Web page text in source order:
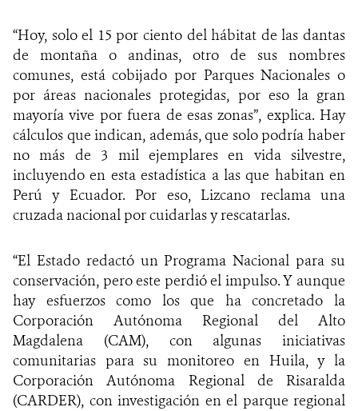
“Hoy, solo el 15 por ciento del hábitat de las dantas
de montaña o andinas, otro de sus nombres
comunes, está cobijado por Parques Nacionales o
por áreas nacionales protegidas, por eso la gran
mayoría vive por fuera de esas zonas”, explica. Hay
cálculos que indican, además, que solo podría haber
no más de 3 mil ejemplares en vida silvestre,
incluyendo en esta estadística a las que habitan en
Perú y Ecuador. Por eso, Lizcano reclama una
cruzada nacional por cuidarlas y rescatarlas.
“El Estado redactó un Programa Nacional para su
conservación, pero este perdió el impulso. Y aunque
hay esfuerzos como los que ha concretado la
Corporación Autónoma Regional del Alto
Magdalena (CAM), con algunas iniciativas
comunitarias para su monitoreo en Huila, y la
Corporación Autónoma Regional de Risaralda
(CARDER), con investigación en el parque regional